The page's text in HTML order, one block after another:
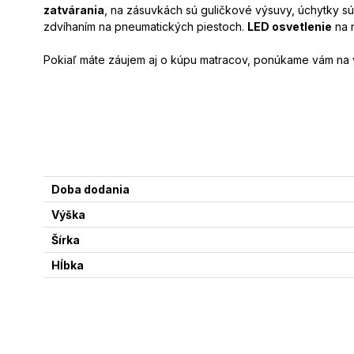
zatvárania , na zásuvkách sú guličkové výsuvy, úchytky
zdvíhaním na pneumatických piestoch. LED osvetlenie na
Pokiaľ máte záujem aj o kúpu matracov, ponúkame vám
Doba dodania
Výška
Šírka
Hĺbka